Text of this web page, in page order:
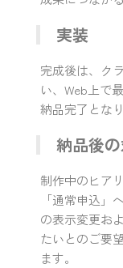
実装
完成後は、ク
い、Web上で
納品完了とな
納品後
制作中のヒア
「通常申込」
の表示変更お
たいとのご要
ます。